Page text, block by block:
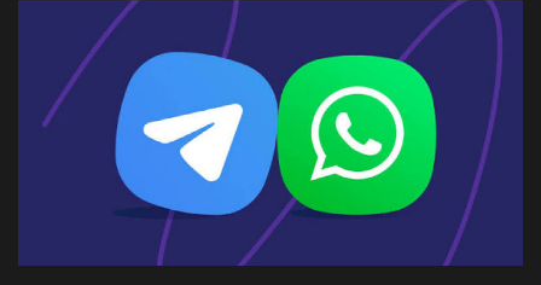
Արտակարգ դեպք Երևանում․ կոտրել
են «Հույս բոլոր մարդկանց»
հիմնադրամի շենքի մի քանի
պատուհաններն ու դռները
08 Օգոստոս, 2026 21:46
03 Օգոստոս, 2026 13:13